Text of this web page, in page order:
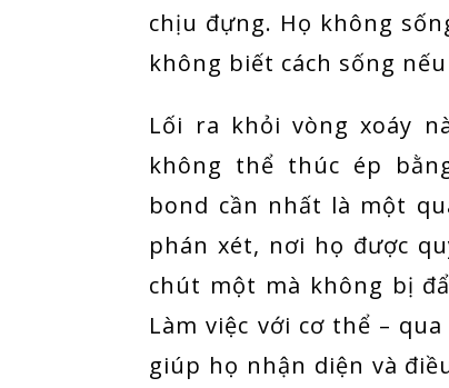
chịu đựng. Họ không
không biết cách sống
Lối ra khỏi vòng xoáy
không thể thúc ép
bond cần nhất là một
phán xét, nơi họ được
chút một mà không bị
Làm việc với cơ thể –
giúp họ nhận diện và